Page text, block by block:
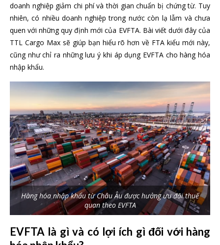
doanh nghiệp giảm chi phí và thời gian chuẩn bị chứng từ. Tuy
nhiên, có nhiều doanh nghiệp trong nước còn lạ lẫm và chưa
quen với những quy định mới của EVFTA. Bài viết dưới đây của
TTL Cargo Max sẽ giúp bạn hiểu rõ hơn về FTA kiểu mới này,
cũng như chỉ ra những lưu ý khi áp dụng EVFTA cho hàng hóa
nhập khẩu.
Hàng hóa nhập khẩu từ Châu Âu được hưởng ưu đãi thuế
quan theo EVFTA
EVFTA là gì và có lợi ích gì đối với hàng